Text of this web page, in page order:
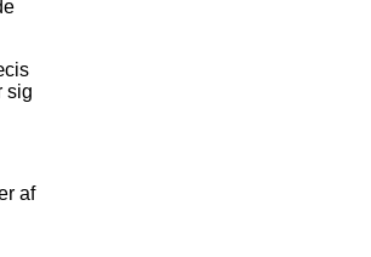
sig
af